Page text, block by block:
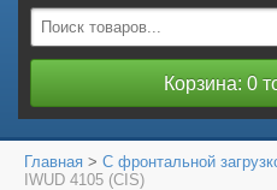
Корзина: 0
Главная > С фронтальной
IWUD 4105 (CIS)